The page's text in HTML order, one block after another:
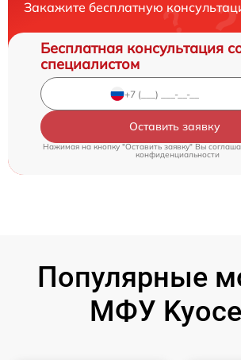
Закажите бесплатную
Бесплатная консультация
специалистом
Оставить заявку
Нажимая на кнопку "Оставить заявку" Вы
конфиденциальности
Популярные
МФУ